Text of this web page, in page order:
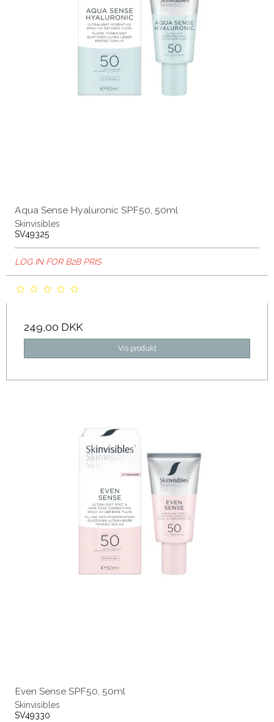
Aqua Sense Hyaluronic SPF50, 50ml
Skinvisibles
SV49325
LOG IN FOR B2B PRIS
249,00 DKK
Vis produkt
Even Sense SPF50, 50ml
Skinvisibles
SV49330